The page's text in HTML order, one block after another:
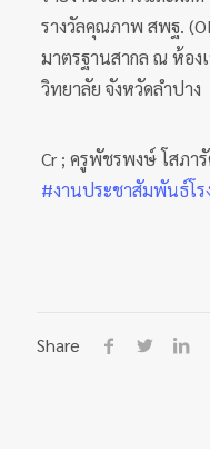
รางวัลคุณภาพ สพฐ.
มาตรฐานสากล ณ ห้อ
วิทยาลัย จังหวัดลำปาง
Cr ; ครูพัชรพงษ์ โสภา
#งานประชาสัมพันธ์โร
Share